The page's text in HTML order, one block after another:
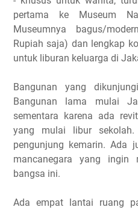
pertama ke Museum
Museumnya bagus/
Rupiah saja) dan lengkap
untuk liburan keluarga di
Bangunan yang
Bangunan lama mulai
sementara karena ada
yang mulai libur
pengunjung kemarin. Ada
mancanegara yang ingin
bangsa ini.
Ada empat lantai ruang